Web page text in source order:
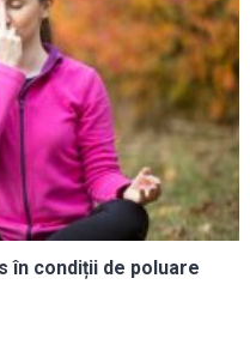
în condiții de poluare